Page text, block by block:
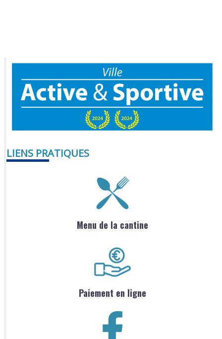
LIENS PRATIQUES
Menu de la cantine
Paiement en ligne